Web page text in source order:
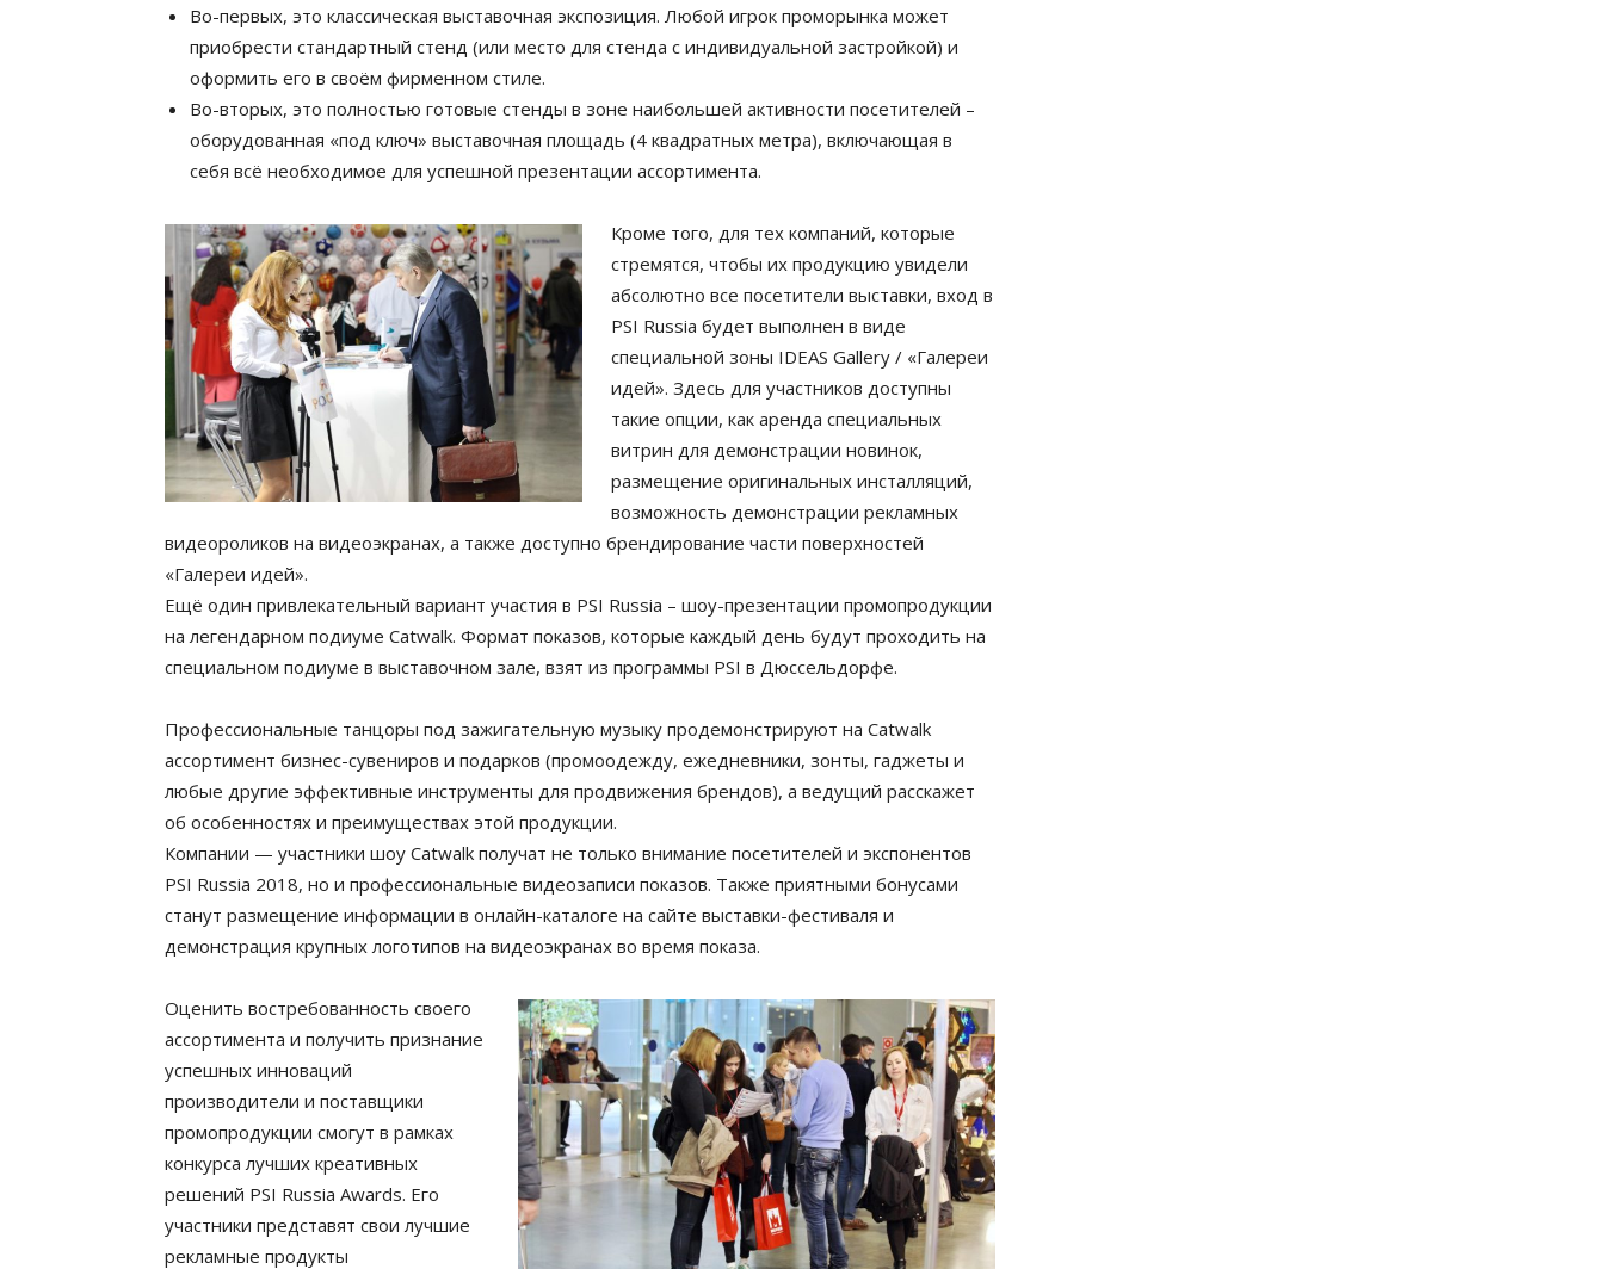
Во-первых, это классическая выставочная экспозиция. Любой игрок проморынка может
приобрести стандартный стенд (или место для стенда с индивидуальной застройкой) и
оформить его в своём фирменном стиле.
Во-вторых, это полностью готовые стенды в зоне наибольшей активности посетителей –
оборудованная «под ключ» выставочная площадь (4 квадратных метра), включающая в
себя всё необходимое для успешной презентации ассортимента.
Кроме того, для тех компаний, которые
стремятся, чтобы их продукцию увидели
абсолютно все посетители выставки, вход в
PSI Russia будет выполнен в виде
специальной зоны IDEAS Gallery / «Галереи
идей». Здесь для участников доступны
такие опции, как аренда специальных
витрин для демонстрации новинок,
размещение оригинальных инсталляций,
возможность демонстрации рекламных
видеороликов на видеоэкранах, а также доступно брендирование части поверхностей
«Галереи идей».
Ещё один привлекательный вариант участия в PSI Russia – шоу-презентации промопродукции
на легендарном подиуме Catwalk. Формат показов, которые каждый день будут проходить на
специальном подиуме в выставочном зале, взят из программы PSI в Дюссельдорфе.
Профессиональные танцоры под зажигательную музыку продемонстрируют на Catwalk
ассортимент бизнес-сувениров и подарков (промоодежду, ежедневники, зонты, гаджеты и
любые другие эффективные инструменты для продвижения брендов), а ведущий расскажет
об особенностях и преимуществах этой продукции.
Компании — участники шоу Catwalk получат не только внимание посетителей и экспонентов
PSI Russia 2018, но и профессиональные видеозаписи показов. Также приятными бонусами
станут размещение информации в онлайн-каталоге на сайте выставки-фестиваля и
демонстрация крупных логотипов на видеоэкранах во время показа.
Оценить востребованность своего
ассортимента и получить признание
успешных инноваций
производители и поставщики
промопродукции смогут в рамках
конкурса лучших креативных
решений PSI Russia Awards. Его
участники представят свои лучшие
рекламные продукты